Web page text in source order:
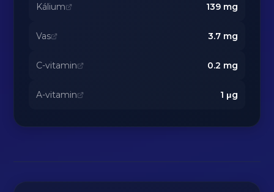
Kálium 139mg
Vas 3.7mg
C-vitamin 0.2 mg
A-vitamin 1 μg